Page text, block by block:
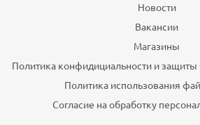
Новости
Вакансии
Магазины
Политика конфидициальности и
Политика использования
Согласие на обработку